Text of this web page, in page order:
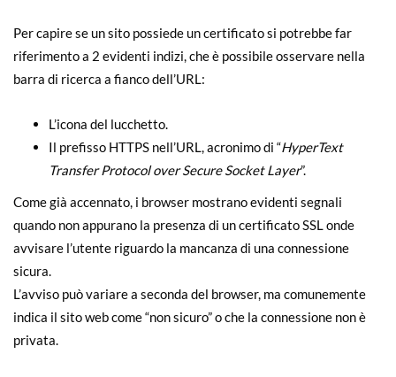
Per capire se un sito possiede un certificato si potrebbe far
riferimento a 2 evidenti indizi, che è possibile osservare nella
barra di ricerca a fianco dell’URL:
L’icona del lucchetto.
Il prefisso HTTPS nell’URL, acronimo di “HyperText
Transfer Protocol over Secure Socket Layer”.
Come già accennato, i browser mostrano evidenti segnali
quando non appurano la presenza di un certificato SSL onde
avvisare l’utente riguardo la mancanza di una connessione
sicura.
L’avviso può variare a seconda del browser, ma comunemente
indica il sito web come “non sicuro” o che la connessione non è
privata.